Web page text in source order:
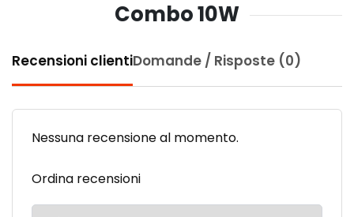
Combo 10W
Recensioni clientiDomande / Risposte (0)
Nessuna recensione al momento.
Ordina recensioni